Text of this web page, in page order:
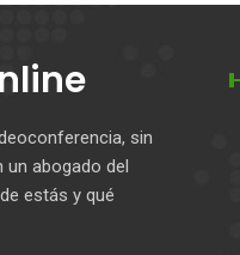
sin
un abogado del
estás y qué